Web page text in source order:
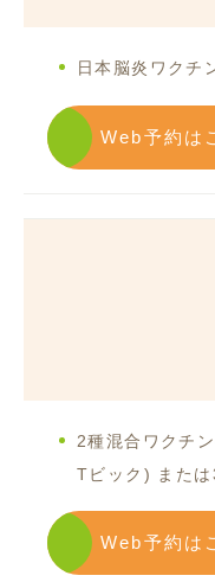
日本脳炎ワクチ
Web予約は
2種混合ワクチ
Tビック) または
Web予約は